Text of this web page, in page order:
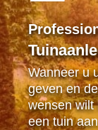
Wanneer u
geven en
wensen wilt
een tuin